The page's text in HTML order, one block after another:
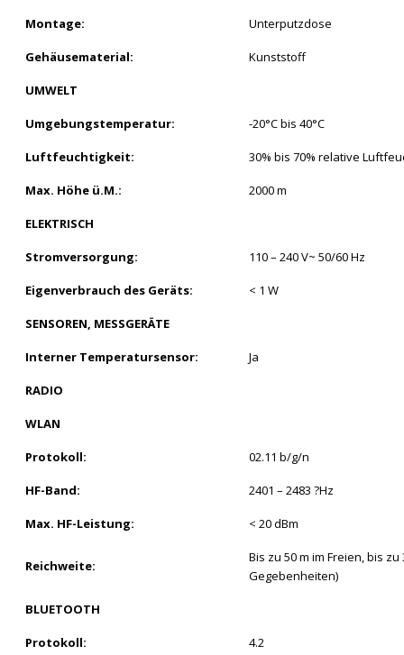
Montage: Unterputzdose
Gehäusematerial: Kunststoff
UMWELT
Umgebungstemperatur: -20°C bis 40°C
Luftfeuchtigkeit: 30% bis 70% relative
Max. Höhe ü.M.: 2000 m
ELEKTRISCH
Stromversorgung: 110 – 240 V~ 50/60 Hz
Eigenverbrauch des Geräts: < 1 W
SENSOREN, MESSGERÄTE
Interner Temperatursensor: Ja
RADIO
WLAN
Protokoll: 02.11 b/g/n
HF-Band: 2401 – 2483 ?Hz
Max. HF-Leistung: < 20 dBm
Reichweite:
Bis zu 50 m im Freien, bis
Gegebenheiten)
BLUETOOTH
Protokoll: 4.2